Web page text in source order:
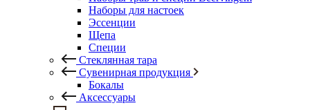
Наборы для настоек
Эссенции
Щепа
Специи
Стеклянная тара
Сувенирная продукция
Бокалы
Аксессуары